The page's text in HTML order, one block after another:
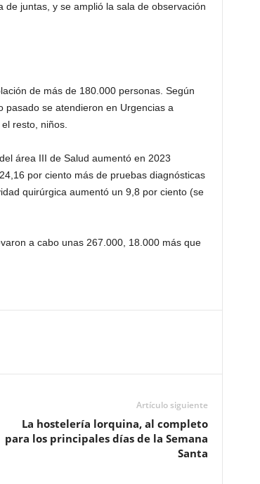
juntas, y se amplió la sala de observación
de más de 180.000 personas. Según
pasado se atendieron en Urgencias a
resto, niños.
área III de Salud aumentó en 2023
por ciento más de pruebas diagnósticas
quirúrgica aumentó un 9,8 por ciento (se
a cabo unas 267.000, 18.000 más que
Artículo siguiente
La hostelería lorquina, al completo
para los principales días de la Semana
Santa